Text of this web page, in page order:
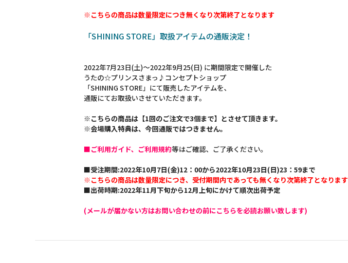
※こちらの商品は数量限定につき無くなり次第終了となります
「SHINING STORE」取扱アイテムの通販決定！
2022年7月23日(土)～2022年9月25(日) に期間限定で開催した
うたの☆プリンスさまっ♪コンセプトショップ
「SHINING STORE」にて販売したアイテムを、
通販にてお取扱いさせていただきます。
※こちらの商品は【1回のご注文で3個まで】とさせて頂きます。
※会場購入特典は、今回通販ではつきません。
■ご利用ガイド、ご利用規約等はご確認、ご了承ください。
■受注期間:2022年10月7日(金)12：00から2022年10月23日(日)23：59まで
※こちらの商品は数量限定につき、受付期間内であっても無くなり次第終了となります
■出荷時期:2022年11月下旬から12月上旬にかけて順次出荷予定
(メールが届かない方はお問い合わせの前にこちらを必読お願い致します)